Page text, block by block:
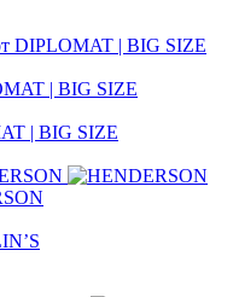
DIPLOMAT | BIG SIZE
| BIG SIZE